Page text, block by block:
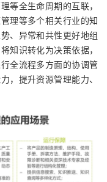
等全生命周期的互联，
理等多个相关行业的知
、异常和共性更好地组
知识转化为决策依据，
全流程多方面的协调管
，提升资源管理能力、